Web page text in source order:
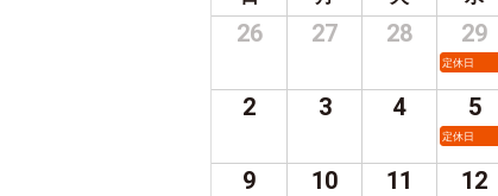
26 27 28 29
定休日
2 3 4 5
定休日
9 10 11 12